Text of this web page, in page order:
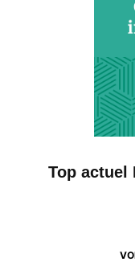
Top actuel